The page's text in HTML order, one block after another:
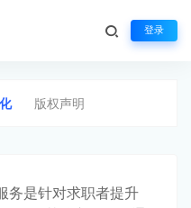
登录
版权声明
务是针对求职者提升